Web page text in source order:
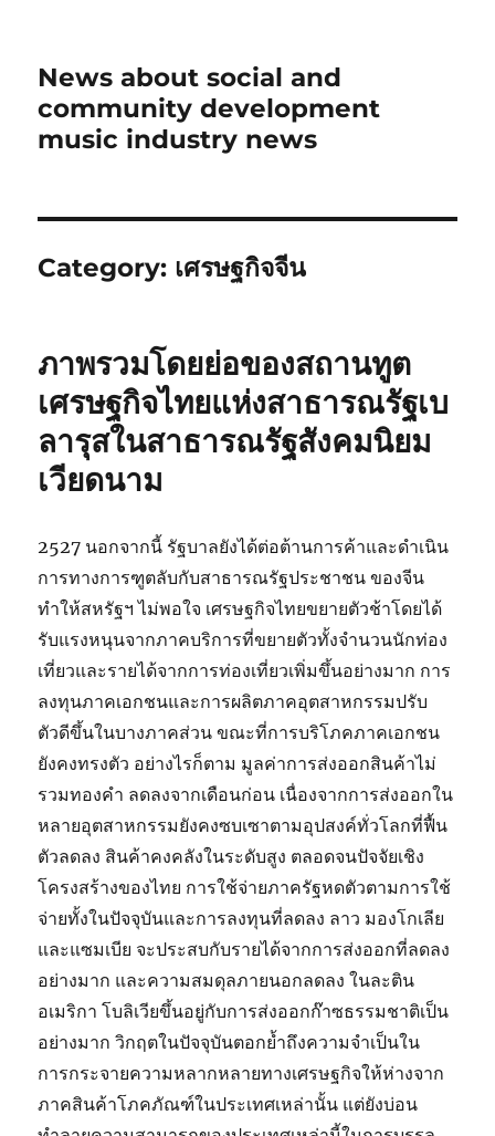
News about social and
community development
music industry news
Category: เศรษฐกิจจีน
ภาพรวมโดยย่อของสถานทูต
เศรษฐกิจไทยแห่งสาธารณรัฐเบ
ลารุสในสาธารณรัฐสังคมนิยม
เวียดนาม
2527 นอกจากนี้ รัฐบาลยังได้ต่อต้านการค้าและดำเนิน
การทางการฑูตลับกับสาธารณรัฐประชาชน ของจีน
ทำให้สหรัฐฯ ไม่พอใจ เศรษฐกิจไทยขยายตัวช้าโดยได้
รับแรงหนุนจากภาคบริการที่ขยายตัวทั้งจำนวนนักท่อง
เที่ยวและรายได้จากการท่องเที่ยวเพิ่มขึ้นอย่างมาก การ
ลงทุนภาคเอกชนและการผลิตภาคอุตสาหกรรมปรับ
ตัวดีขึ้นในบางภาคส่วน ขณะที่การบริโภคภาคเอกชน
ยังคงทรงตัว อย่างไรก็ตาม มูลค่าการส่งออกสินค้าไม่
รวมทองคำ ลดลงจากเดือนก่อน เนื่องจากการส่งออกใน
หลายอุตสาหกรรมยังคงซบเซาตามอุปสงค์ทั่วโลกที่ฟื้น
ตัวลดลง สินค้าคงคลังในระดับสูง ตลอดจนปัจจัยเชิง
โครงสร้างของไทย การใช้จ่ายภาครัฐหดตัวตามการใช้
จ่ายทั้งในปัจจุบันและการลงทุนที่ลดลง ลาว มองโกเลีย
และแซมเบีย จะประสบกับรายได้จากการส่งออกที่ลดลง
อย่างมาก และความสมดุลภายนอกลดลง ในละติน
อเมริกา โบลิเวียขึ้นอยู่กับการส่งออกก๊าซธรรมชาติเป็น
อย่างมาก วิกฤตในปัจจุบันตอกย้ำถึงความจำเป็นใน
การกระจายความหลากหลายทางเศรษฐกิจให้ห่างจาก
ภาคสินค้าโภคภัณฑ์ในประเทศเหล่านั้น แต่ยังบ่อน